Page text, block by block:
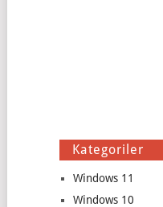
Kategoriler
Windows 11
Windows 10